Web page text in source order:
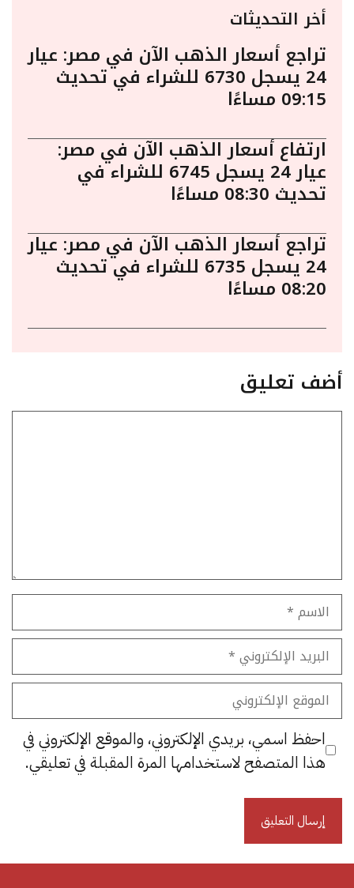
أخر التحديثات
تراجع أسعار الذهب الآن في مصر: عيار
24 يسجل 6730 للشراء في تحديث
09:15 مساءًا
ارتفاع أسعار الذهب الآن في مصر:
عيار 24 يسجل 6745 للشراء في
تحديث 08:30 مساءًا
تراجع أسعار الذهب الآن في مصر: عيار
24 يسجل 6735 للشراء في تحديث
08:20 مساءًا
أضف تعليق
الاسم
البريد
الإلكتروني
الموقع
الإلكتروني
احفظ اسمي، بريدي الإلكتروني، والموقع الإلكتروني في
هذا المتصفح لاستخدامها المرة المقبلة في تعليقي.